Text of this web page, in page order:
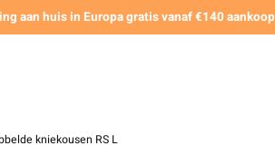
aan huis in Europa gratis vanaf €140 aankoop
kniekousen RS L